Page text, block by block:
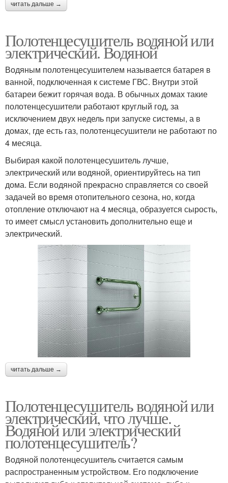
читать дальше →
Полотенцесушитель водяной или
электрический. Водяной
Водяным полотенцесушителем называется батарея в
ванной, подключенная к системе ГВС. Внутри этой
батареи бежит горячая вода. В обычных домах такие
полотенцесушители работают круглый год, за
исключением двух недель при запуске системы, а в
домах, где есть газ, полотенцесушители не работают по
4 месяца.
Выбирая какой полотенцесушитель лучше,
электрический или водяной, ориентируйтесь на тип
дома. Если водяной прекрасно справляется со своей
задачей во время отопительного сезона, но, когда
отопление отключают на 4 месяца, образуется сырость,
то имеет смысл установить дополнительно еще и
электрический.
читать дальше →
Полотенцесушитель водяной или
электрический, что лучше.
Водяной или электрический
полотенцесушитель?
Водяной полотенцесушитель считается самым
распространенным устройством. Его подключение